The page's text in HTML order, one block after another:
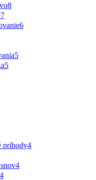
8
7
6
5
5
príhody4
4
4